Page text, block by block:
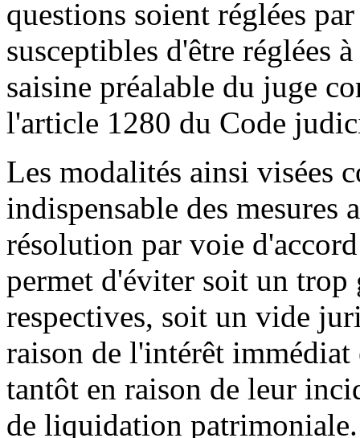
questions soient réglées
susceptibles d'être réglées
saisine préalable du juge
l'article 1280 du Code
Les modalités ainsi visées
indispensable des
résolution par voie
permet d'éviter soit un trop
respectives, soit un vide
raison de l'intérêt immédiat
tantôt en raison de leur
de liquidation patrimoniale.